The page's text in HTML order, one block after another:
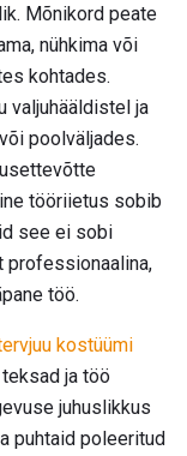
Mõnikord peate
nühkima või
kohtades.
valjuhääldistel ja
poolväljades.
tööriietus sobib
see ei sobi
professionaalina,
töö.
kostüümi
ja töö
juhuslikkus
puhtaid poleeritud